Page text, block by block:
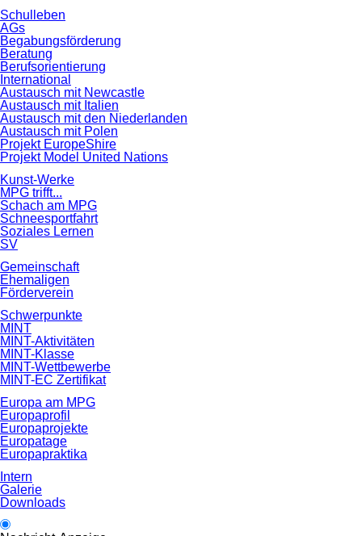
Schulleben
AGs
Begabungsförderung
Beratung
Berufsorientierung
International
Austausch mit Newcastle
Austausch mit Italien
Austausch mit den Niederlanden
Austausch mit Polen
Projekt EuropeShire
Projekt Model United Nations
Kunst-Werke
MPG trifft...
Schach am MPG
Schneesportfahrt
Soziales Lernen
SV
Gemeinschaft
Ehemaligen
Förderverein
Schwerpunkte
MINT
MINT-Aktivitäten
MINT-Klasse
MINT-Wettbewerbe
MINT-EC Zertifikat
Europa am MPG
Europaprofil
Europaprojekte
Europatage
Europapraktika
Intern
Galerie
Downloads